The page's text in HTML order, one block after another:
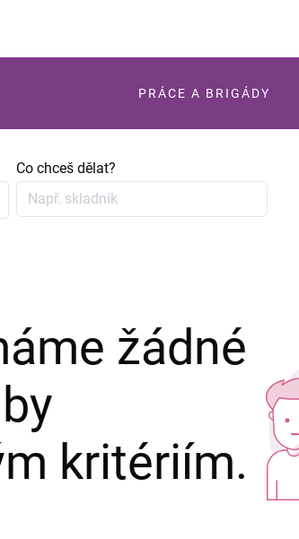
PRÁCE A BRIGÁDY
Co chceš dělat?
žádné
kritériím.